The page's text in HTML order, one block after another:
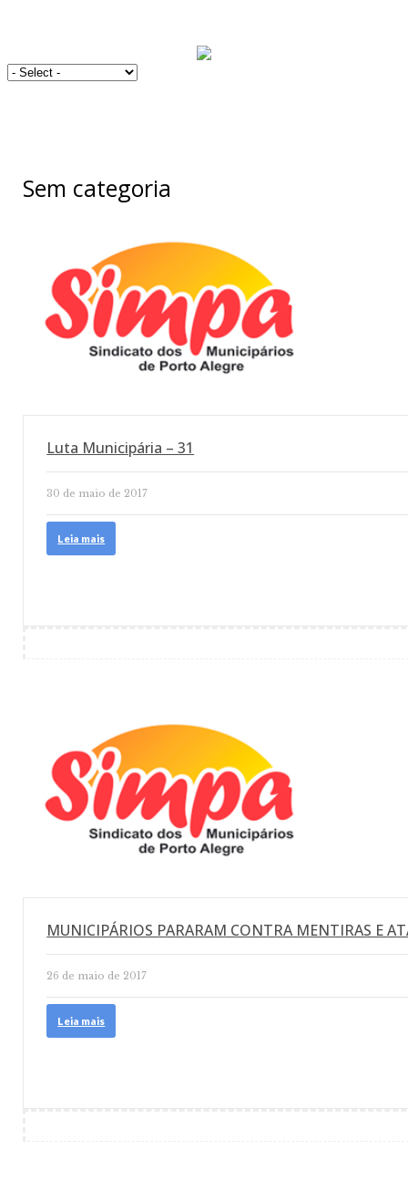
Sem categoria
Luta Municipária – 31
30 de maio de 2017
Leia mais
MUNICIPÁRIOS PARARAM CONTRA MENTIRAS E
26 de maio de 2017
Leia mais